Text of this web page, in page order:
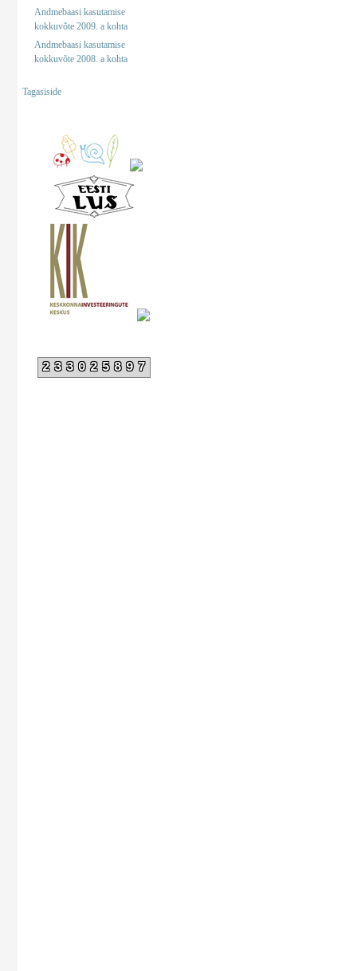
Andmebaasi kasutamise
kokkuvõte 2009. a kohta
Andmebaasi kasutamise
kokkuvõte 2008. a kohta
Tagasiside
233025897